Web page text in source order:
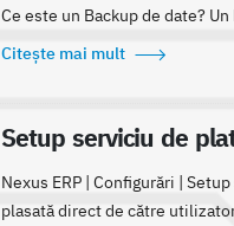
Ce este un Backup de date?
Citește mai mult
Setup serviciu de
Nexus ERP | Configurări |
plasată direct de către